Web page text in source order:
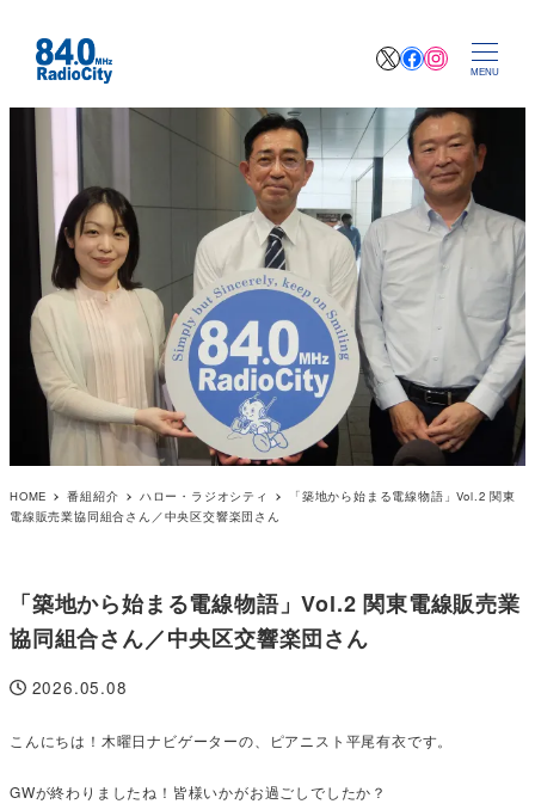
XFacebook
MENU
HOME 番組紹介 ハロー・ラジオシティ
「築地から始まる電線物語」Vol.2 関東
電線販売業協同組合さん／中央区交響楽団さん
「築地から始まる電線物語」Vol.2 関東電線販売業
協同組合さん／中央区交響楽団さん
投稿日
2026.05.08
こんにちは！木曜日ナビゲーターの、ピアニスト平尾有衣です。
GWが終わりましたね！皆様いかがお過ごしでしたか？